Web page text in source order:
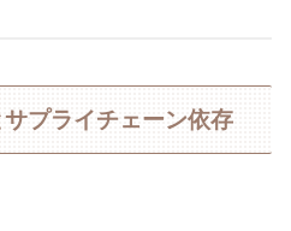
プライチェーン依存